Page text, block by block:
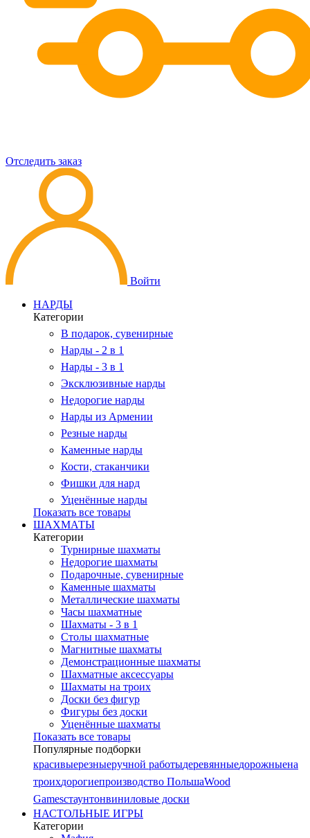
Отследить заказ
Войти
НАРДЫ
Категории
В подарок, сувенирные
Нарды - 2 в 1
Нарды - 3 в 1
Эксклюзивные нарды
Недорогие нарды
Нарды из Армении
Резные нарды
Каменные нарды
Кости, стаканчики
Фишки для нард
Уценённые нарды
Показать все товары
ШАХМАТЫ
Категории
Турнирные шахматы
Недорогие шахматы
Подарочные, сувенирные
Каменные шахматы
Металлические шахматы
Часы шахматные
Шахматы - 3 в 1
Столы шахматные
Магнитные шахматы
Демонстрационные шахматы
Шахматные аксессуары
Шахматы на троих
Доски без фигур
Фигуры без доски
Уценённые шахматы
Показать все товары
Популярные подборки
красивыерезныеручной работыдеревянныедорожныена
троихдорогиепроизводство ПольшаWood
Gamesстаунтонвиниловые доски
НАСТОЛЬНЫЕ ИГРЫ
Категории